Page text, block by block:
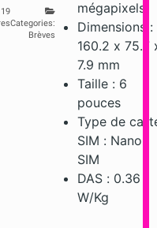
19
Categories:
Brèves
mégapixels
Dimensions :
160.2 x 75.7
7.9 mm
Taille : 6
pouces
Type de
SIM : Nano
SIM
DAS : 0.36
W/Kg